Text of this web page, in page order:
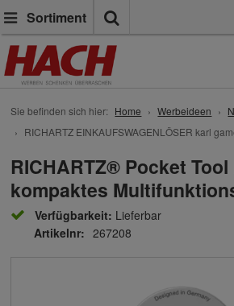
Sortiment
Sie befinden sich hier: Home Werbeideen
RICHARTZ EINKAUFSWAGENLÖSER karl
RICHARTZ® Pocket
kompaktes
Verfügbarkeit: Lieferbar
Artikelnr: 267208